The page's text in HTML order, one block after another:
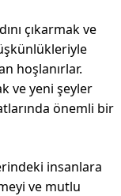
çıkarmak ve
hoşlanırlar.
ve yeni şeyler
önemli bir
insanlara
ve mutlu